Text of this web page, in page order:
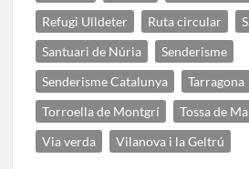
Refugi Ulldeter
Ruta circular
Santuari de Núria
Senderisme
Senderisme Catalunya
Tarragona
Torroella de Montgrí
Tossa de
Via verda
Vilanova i la Geltrú